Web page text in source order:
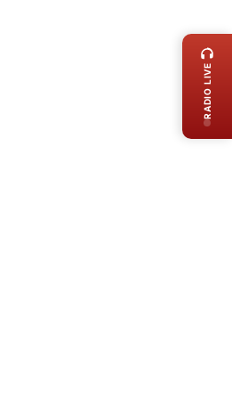
RADIO LIVE